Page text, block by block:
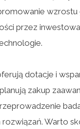
przez
dotacje i
zakup
Warto